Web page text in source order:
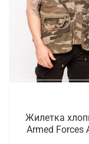
Жилетка
Armed Forces